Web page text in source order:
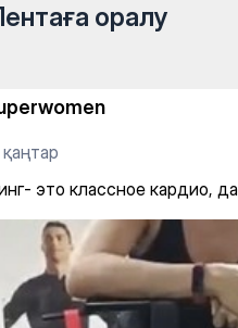
оралу
қаңтар
это классное кардио,